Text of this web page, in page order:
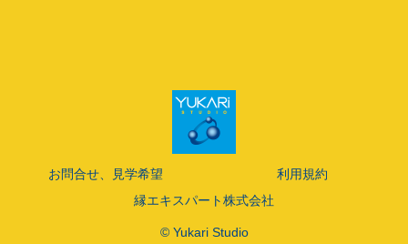
お問合せ、見学希望
利用規約
縁エキスパート株式会社
© Yukari Studio